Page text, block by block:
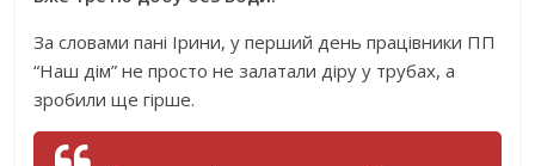
За словами пані Ірини, у перший день працівники ПП
“Наш дім” не просто не залатали діру у трубах, а
зробили ще гірше.